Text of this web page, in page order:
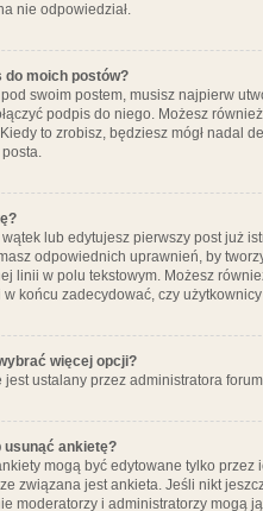
nie odpowiedział.
do moich postów?
swoim postem, musisz najpierw
podpis do niego. Możesz
to zrobisz, będziesz mógł nadal
lub edytujesz pierwszy post już
odpowiednich uprawnień, by
linii w polu tekstowym. Możesz
końcu zadecydować, czy
więcej opcji?
jest ustalany przez administratora
usunąć ankietę?
mogą być edytowane tylko
związana jest ankieta. Jeśli nikt
moderatorzy i administratorzy mogą